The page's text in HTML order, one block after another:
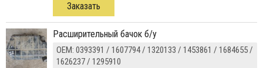
Заказать
расширительный бачок б/у
ОЕМ: 0393391 / 1607794 / 1320133 / 1453861 / 1684655 /
1626237 / 1295910